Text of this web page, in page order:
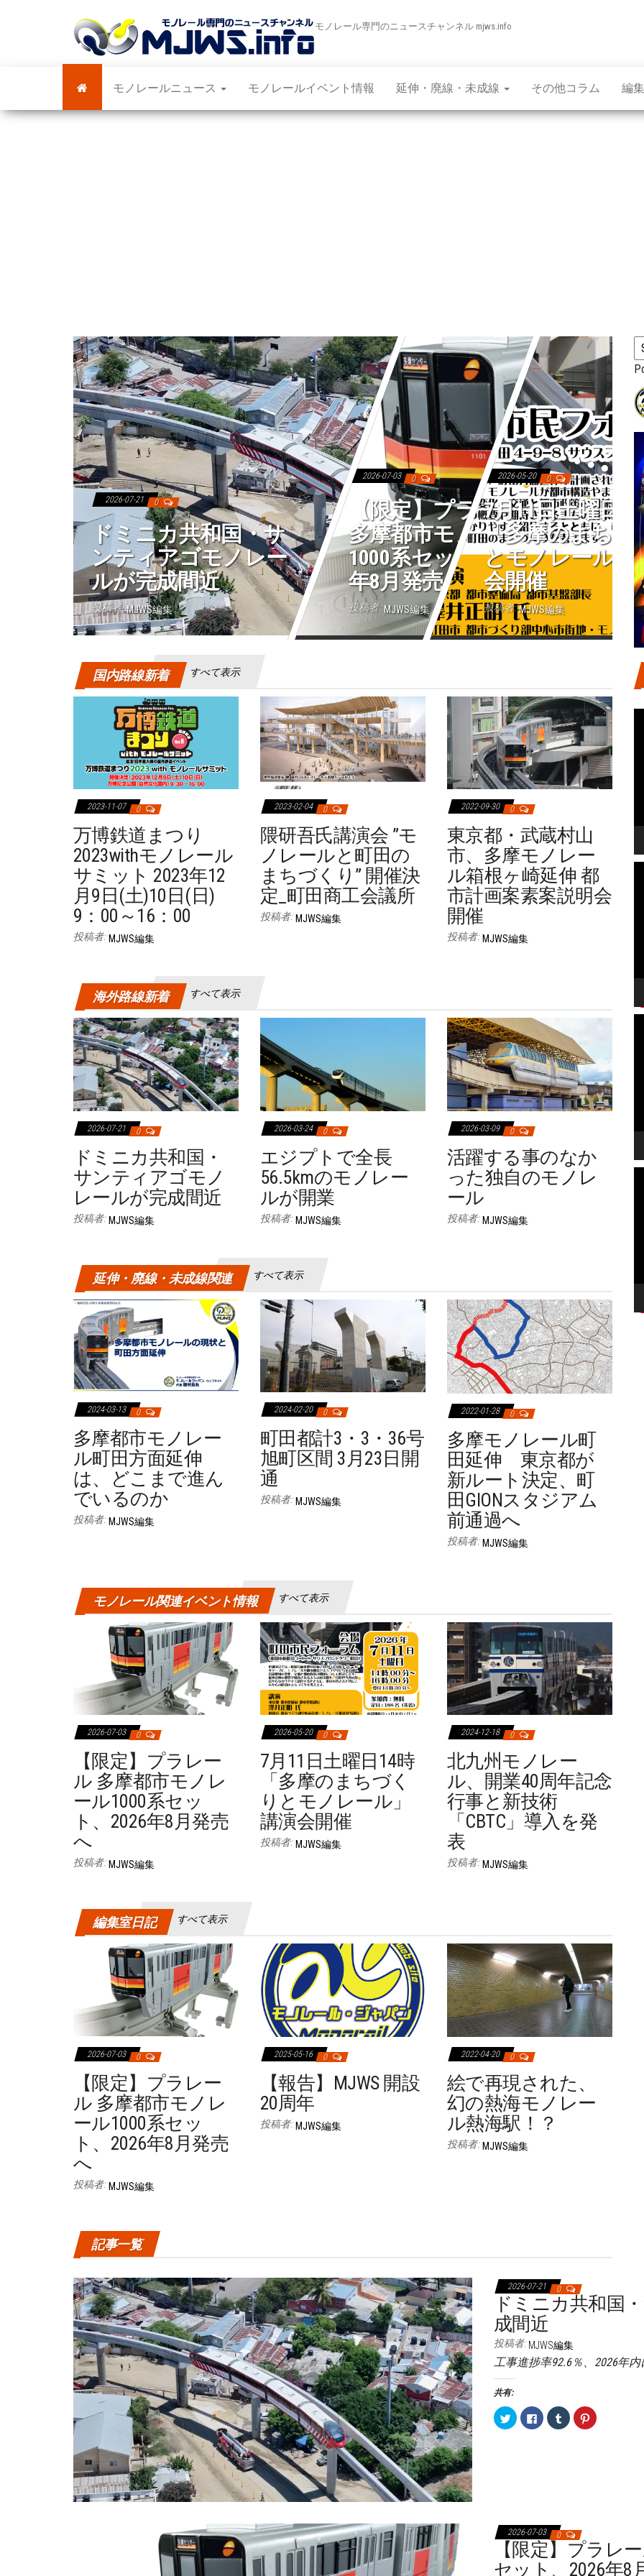
モノレール専門のニュースチャンネル mjws.info
モノレールニュース モノレールイベント情報 延伸・廃線・未成線 その他コラム 編
2026-07-21 0
ドミニカ共和国・サ
ンティアゴモノレー
ルが完成間近
投稿者: MJWS編集
2026-07-03 0
【限定】プラレール
多摩都市モノレール
1000系セット、2026
年8月発売へ
投稿者: MJWS編集
2026-05-20 0
7月11日土曜日
「多摩のまちづ
とモノレール」
会開催
投稿者: MJWS編集
国内路線新着 すべて表示
2023-11-07 0
万博鉄道まつり
2023withモノレール
サミット 2023年12
月9日(土)10日(日)
9：00～16：00
投稿者: MJWS編集
2023-02-04 0
隈研吾氏講演会 ”モ
ノレールと町田の
まちづくり” 開催決
定_町田商工会議所
投稿者: MJWS編集
2022-09-30 0
東京都・武蔵村山
市、多摩モノレー
ル箱根ヶ崎延伸 都
市計画案素案説明会
開催
投稿者: MJWS編集
海外路線新着 すべて表示
2026-07-21 0
ドミニカ共和国・
サンティアゴモノ
レールが完成間近
投稿者: MJWS編集
2026-03-24 0
エジプトで全長
56.5kmのモノレー
ルが開業
投稿者: MJWS編集
2026-03-09 0
活躍する事のなか
った独自のモノレ
ール
投稿者: MJWS編集
延伸・廃線・未成線関連 すべて表示
2024-03-13 0
多摩都市モノレー
ル町田方面延伸
は、どこまで進ん
でいるのか
投稿者: MJWS編集
2024-02-20 0
町田都計3・3・36号
旭町区間 3月23日開
通
投稿者: MJWS編集
2022-01-28 0
多摩モノレール町
田延伸 東京都が
新ルート決定、町
田GIONスタジアム
前通過へ
投稿者: MJWS編集
モノレール関連イベント情報 すべて表示
2026-07-03 0
【限定】プラレー
ル 多摩都市モノレ
ール1000系セッ
ト、2026年8月発売
へ
投稿者: MJWS編集
2026-05-20 0
7月11日土曜日14時
「多摩のまちづく
りとモノレール」
講演会開催
投稿者: MJWS編集
2024-12-18 0
北九州モノレー
ル、開業40周年記念
行事と新技術
「CBTC」導入を発
表
投稿者: MJWS編集
編集室日記 すべて表示
2026-07-03 0
【限定】プラレー
ル 多摩都市モノレ
ール1000系セッ
ト、2026年8月発売
へ
投稿者: MJWS編集
2025-05-16 0
【報告】MJWS 開設
20周年
投稿者: MJWS編集
2022-04-20 0
絵で再現された、
幻の熱海モノレー
ル熱海駅！？
投稿者: MJWS編集
記事一覧
ー
ー
ー
ー
2026-07-21 0
ドミニカ共和国
成間近
投稿者: MJWS編集
工事進捗率92.6％、2026年
共有:
ク
リ
で
共
有
新
し
F
a
に
は
ク
リ
ッ
ク
ク
リ
共
有
新
し
い
ク
リ
で
共
有
(
2026-07-03 0
【限定】プラレ
セット、2026年8